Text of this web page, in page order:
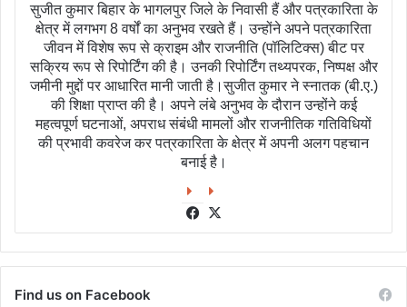
सुजीत कुमार बिहार के भागलपुर जिले के निवासी हैं और पत्रकारिता के
क्षेत्र में लगभग 8 वर्षों का अनुभव रखते हैं। उन्होंने अपने पत्रकारिता
जीवन में विशेष रूप से क्राइम और राजनीति (पॉलिटिक्स) बीट पर
सक्रिय रूप से रिपोर्टिंग की है। उनकी रिपोर्टिंग तथ्यपरक, निष्पक्ष और
जमीनी मुद्दों पर आधारित मानी जाती है।सुजीत कुमार ने स्नातक (बी.ए.)
की शिक्षा प्राप्त की है। अपने लंबे अनुभव के दौरान उन्होंने कई
महत्वपूर्ण घटनाओं, अपराध संबंधी मामलों और राजनीतिक गतिविधियों
की प्रभावी कवरेज कर पत्रकारिता के क्षेत्र में अपनी अलग पहचान
बनाई है।
Facebook
Find us on Facebook